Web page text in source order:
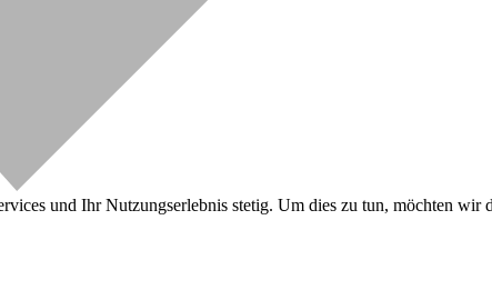
und Ihr Nutzungserlebnis stetig. Um dies zu tun, möchten wir